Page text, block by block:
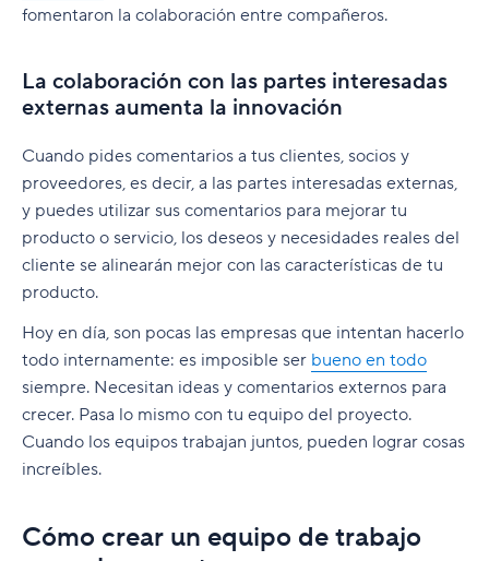
fomentaron la colaboración entre compañeros.
La colaboración con las partes interesadas
externas aumenta la innovación
Cuando pides comentarios a tus clientes, socios y
proveedores, es decir, a las partes interesadas externas,
y puedes utilizar sus comentarios para mejorar tu
producto o servicio, los deseos y necesidades reales del
cliente se alinearán mejor con las características de tu
producto.
Hoy en día, son pocas las empresas que intentan hacerlo
todo internamente: es imposible ser bueno en todo
siempre. Necesitan ideas y comentarios externos para
crecer. Pasa lo mismo con tu equipo del proyecto.
Cuando los equipos trabajan juntos, pueden lograr cosas
increíbles.
Cómo crear un equipo de trabajo